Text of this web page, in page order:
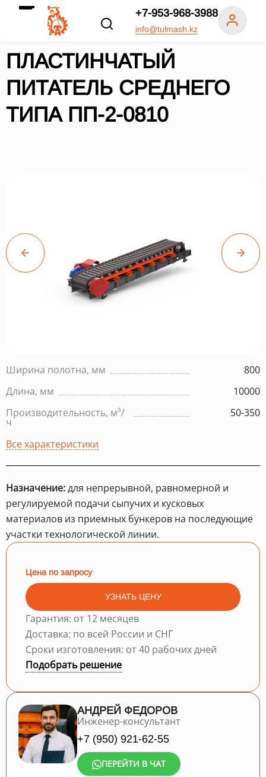
+7-953-968-3988
info@tulmash.kz
ПЛАСТИНЧАТЫЙ
ПИТАТЕЛЬ СРЕДНЕГО
ТИПА ПП-2-0810
Ширина полотна, мм
800
Длина, мм
10000
Производительность, м³/
ч
50-350
Все характеристики
Назначение:для непрерывной, равномерной и
регулируемой подачи сыпучих и кусковых
материалов из приемных бункеров на последующие
участки технологической линии.
Цена по запросу
УЗНАТЬ ЦЕНУ
Гарантия: от 12 месяцев
Доставка: по всей России и СНГ
Сроки изготовления: от 40 рабочих дней
Подобрать решение
АНДРЕЙ ФЕДОРОВ
Инженер-консультант
+7 (950) 921-62-55
ПЕРЕЙТИ В ЧАТ